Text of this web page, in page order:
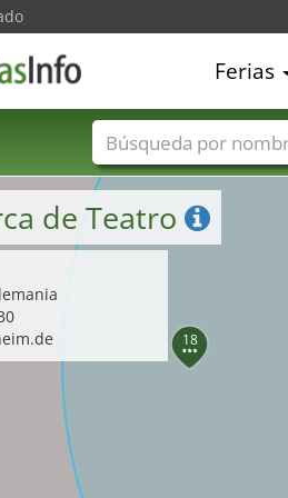
18
34
de Teatro
Ferias
Nombres de ferias